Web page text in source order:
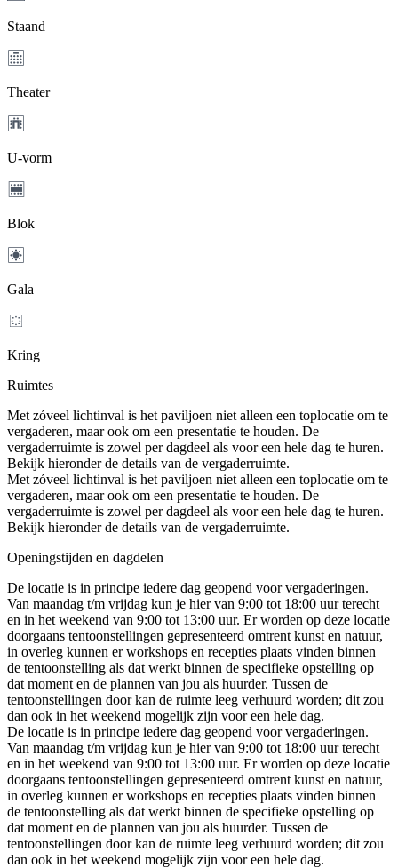
Staand
Theater
U-vorm
Blok
Gala
Kring
Ruimtes
Met zóveel lichtinval is het paviljoen niet alleen een toplocatie om te
vergaderen, maar ook om een presentatie te houden. De
vergaderruimte is zowel per dagdeel als voor een hele dag te huren.
Bekijk hieronder de details van de vergaderruimte.
Met zóveel lichtinval is het paviljoen niet alleen een toplocatie om te
vergaderen, maar ook om een presentatie te houden. De
vergaderruimte is zowel per dagdeel als voor een hele dag te huren.
Bekijk hieronder de details van de vergaderruimte.
Openingstijden en dagdelen
De locatie is in principe iedere dag geopend voor vergaderingen.
Van maandag t/m vrijdag kun je hier van 9:00 tot 18:00 uur terecht
en in het weekend van 9:00 tot 13:00 uur. Er worden op deze locatie
doorgaans tentoonstellingen gepresenteerd omtrent kunst en natuur,
in overleg kunnen er workshops en recepties plaats vinden binnen
de tentoonstelling als dat werkt binnen de specifieke opstelling op
dat moment en de plannen van jou als huurder. Tussen de
tentoonstellingen door kan de ruimte leeg verhuurd worden; dit zou
dan ook in het weekend mogelijk zijn voor een hele dag.
De locatie is in principe iedere dag geopend voor vergaderingen.
Van maandag t/m vrijdag kun je hier van 9:00 tot 18:00 uur terecht
en in het weekend van 9:00 tot 13:00 uur. Er worden op deze locatie
doorgaans tentoonstellingen gepresenteerd omtrent kunst en natuur,
in overleg kunnen er workshops en recepties plaats vinden binnen
de tentoonstelling als dat werkt binnen de specifieke opstelling op
dat moment en de plannen van jou als huurder. Tussen de
tentoonstellingen door kan de ruimte leeg verhuurd worden; dit zou
dan ook in het weekend mogelijk zijn voor een hele dag.